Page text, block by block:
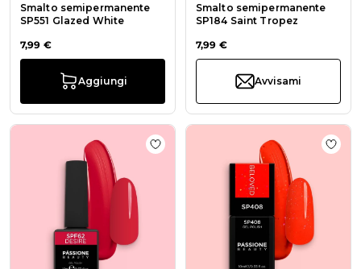
Smalto semipermanente
SP551 Glazed White
7,99 €
Aggiungi
Smalto semipermanente
SP184 Saint Tropez
7,99 €
Avvisami
Aggiungi alla wishlist Colore